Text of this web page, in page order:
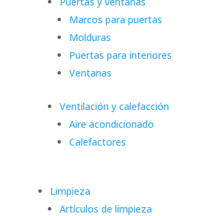
Marcos para puertas
Molduras
Puertas para interiores
Ventanas
Ventilación y calefacción
Aire acondicionado
Calefactores
Limpieza
Artículos de limpieza